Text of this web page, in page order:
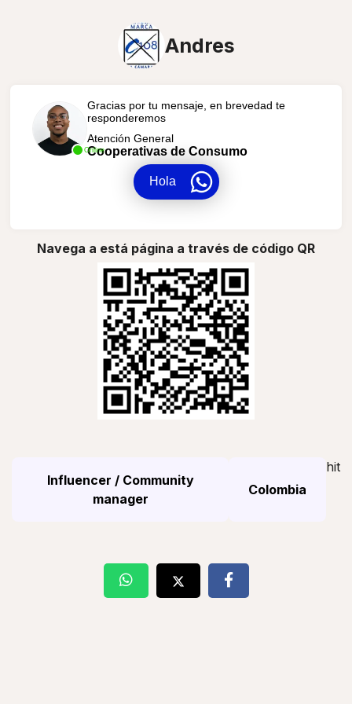
Andres
Online
Gracias por tu mensaje, en brevedad te
responderemos
Atención General
Cooperativas de Consumo
Hola
Navega a está página a través de código QR
Influencer / Community
manager
Colombia
hit